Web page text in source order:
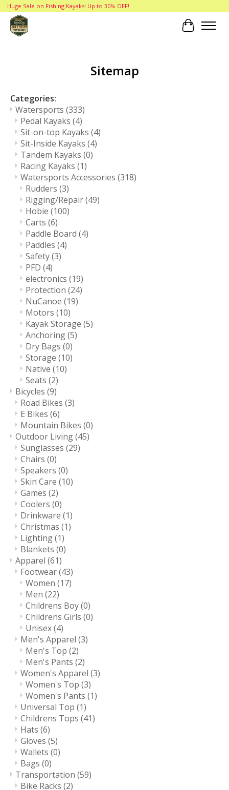
Huge Sale on Fishing Kayaks! Up to 30% OFF!
Cart
Sitemap
Categories:
Watersports (333)
Pedal Kayaks (4)
Sit-on-top Kayaks (4)
Sit-Inside Kayaks (4)
Tandem Kayaks (0)
Racing Kayaks (1)
Watersports Accessories (318)
Rudders (3)
Rigging/Repair(49)
Hobie (100)
Carts (6)
Paddle Board (4)
Paddles (4)
Safety(3)
PFD (4)
electronics (19)
Protection (24)
NuCanoe (19)
Motors (10)
Kayak Storage (5)
Anchoring(5)
Dry Bags (0)
Storage (10)
Native (10)
Seats (2)
Bicycles (9)
Road Bikes (3)
E Bikes (6)
Mountain Bikes (0)
Outdoor Living(45)
Sunglasses (29)
Chairs (0)
Speakers (0)
Skin Care (10)
Games (2)
Coolers (0)
Drinkware (1)
Christmas (1)
Lighting(1)
Blankets (0)
Apparel (61)
Footwear(43)
Women (17)
Men (22)
Childrens Boy(0)
Childrens Girls (0)
Unisex(4)
Men's Apparel (3)
Men's Top (2)
Men's Pants (2)
Women's Apparel (3)
Women's Top (3)
Women's Pants (1)
Universal Top (1)
Childrens Tops (41)
Hats (6)
Gloves (5)
Wallets (0)
Bags (0)
Transportation (59)
Bike Racks (2)